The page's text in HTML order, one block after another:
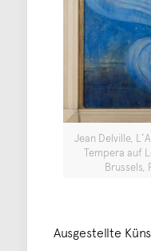
Jean Delville,
Tempera auf
Brussels,
Ausgestellte